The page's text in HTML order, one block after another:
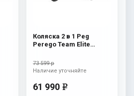
Коляска 2 в 1 Peg
Perego Team Elite
73 599 р
61 990 e
Наличие уточняйте